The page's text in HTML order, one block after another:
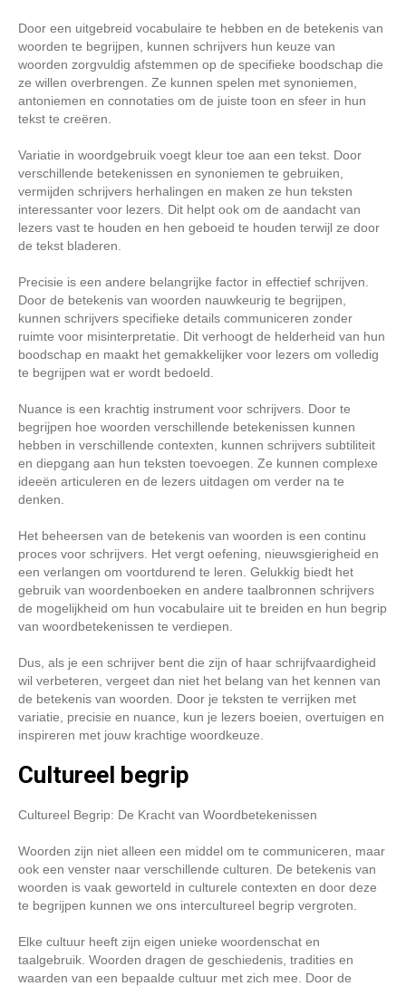
Door een uitgebreid vocabulaire te hebben en de betekenis van
woorden te begrijpen, kunnen schrijvers hun keuze van
woorden zorgvuldig afstemmen op de specifieke boodschap die
ze willen overbrengen. Ze kunnen spelen met synoniemen,
antoniemen en connotaties om de juiste toon en sfeer in hun
tekst te creëren.
Variatie in woordgebruik voegt kleur toe aan een tekst. Door
verschillende betekenissen en synoniemen te gebruiken,
vermijden schrijvers herhalingen en maken ze hun teksten
interessanter voor lezers. Dit helpt ook om de aandacht van
lezers vast te houden en hen geboeid te houden terwijl ze door
de tekst bladeren.
Precisie is een andere belangrijke factor in effectief schrijven.
Door de betekenis van woorden nauwkeurig te begrijpen,
kunnen schrijvers specifieke details communiceren zonder
ruimte voor misinterpretatie. Dit verhoogt de helderheid van hun
boodschap en maakt het gemakkelijker voor lezers om volledig
te begrijpen wat er wordt bedoeld.
Nuance is een krachtig instrument voor schrijvers. Door te
begrijpen hoe woorden verschillende betekenissen kunnen
hebben in verschillende contexten, kunnen schrijvers subtiliteit
en diepgang aan hun teksten toevoegen. Ze kunnen complexe
ideeën articuleren en de lezers uitdagen om verder na te
denken.
Het beheersen van de betekenis van woorden is een continu
proces voor schrijvers. Het vergt oefening, nieuwsgierigheid en
een verlangen om voortdurend te leren. Gelukkig biedt het
gebruik van woordenboeken en andere taalbronnen schrijvers
de mogelijkheid om hun vocabulaire uit te breiden en hun begrip
van woordbetekenissen te verdiepen.
Dus, als je een schrijver bent die zijn of haar schrijfvaardigheid
wil verbeteren, vergeet dan niet het belang van het kennen van
de betekenis van woorden. Door je teksten te verrijken met
variatie, precisie en nuance, kun je lezers boeien, overtuigen en
inspireren met jouw krachtige woordkeuze.
Cultureel begrip
Cultureel Begrip: De Kracht van Woordbetekenissen
Woorden zijn niet alleen een middel om te communiceren, maar
ook een venster naar verschillende culturen. De betekenis van
woorden is vaak geworteld in culturele contexten en door deze
te begrijpen kunnen we ons intercultureel begrip vergroten.
Elke cultuur heeft zijn eigen unieke woordenschat en
taalgebruik. Woorden dragen de geschiedenis, tradities en
waarden van een bepaalde cultuur met zich mee. Door de